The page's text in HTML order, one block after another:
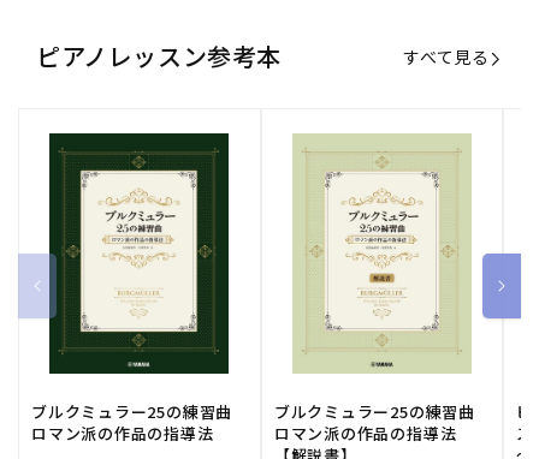
ピアノレッスン参考本 すべて見る
ブルクミュラー25の練習曲
ロマン派の作品の指導法
ブルクミュラー25の練習曲
ロマン派の作品の指導法
ピ
ス